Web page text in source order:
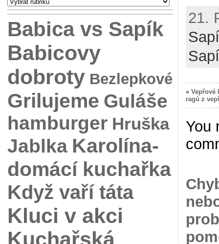
Babica vs Sapík
Babicovy
dobroty Bezlepkové
Grilujeme Guláše
hamburger Hruška
Jablka Karolína-
domácí kuchařka
Když vaří táta
Kluci v akci
Kuchařská
21.
« Vepřové
ragú z
You